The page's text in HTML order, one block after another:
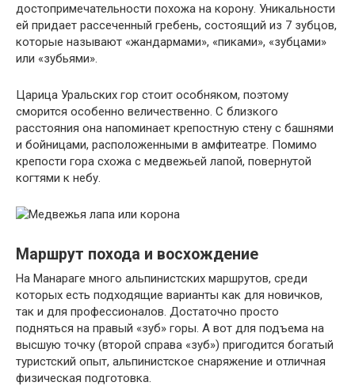
достопримечательности похожа на корону. Уникальности
ей придает рассеченный гребень, состоящий из 7 зубцов,
которые называют «жандармами», «пиками», «зубцами»
или «зубьями».
Царица Уральских гор стоит особняком, поэтому
сморится особенно величественно. С близкого
расстояния она напоминает крепостную стену с башнями
и бойницами, расположенными в амфитеатре. Помимо
крепости гора схожа с медвежьей лапой, повернутой
когтями к небу.
Маршрут похода и восхождение
На Манараге много альпинистских маршрутов, среди
которых есть подходящие варианты как для новичков,
так и для профессионалов. Достаточно просто
подняться на правый «зуб» горы. А вот для подъема на
высшую точку (второй справа «зуб») пригодится богатый
туристский опыт, альпинистское снаряжение и отличная
физическая подготовка.